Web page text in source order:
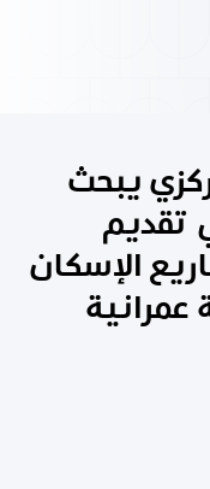
يبحث
تقديم
الإسكان
عمرانية